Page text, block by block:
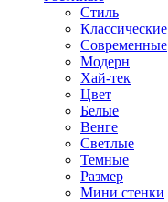
Стиль
Классические
Современные
Модерн
Хай-тек
Цвет
Белые
Венге
Светлые
Темные
Размер
Мини стенки